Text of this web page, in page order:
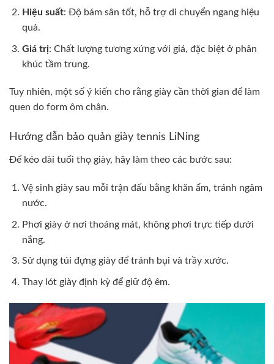
Hiệu suất: Độ bám sân tốt, hỗ trợ di chuyển ngang hiệu
quả.
Giá trị: Chất lượng tương xứng với giá, đặc biệt ở phân
khúc tầm trung.
Tuy nhiên, một số ý kiến cho rằng giày cần thời gian để làm
quen do form ôm chân.
Hướng dẫn bảo quản giày tennis LiNing
Để kéo dài tuổi thọ giày, hãy làm theo các bước sau:
Vệ sinh giày sau mỗi trận đấu bằng khăn ẩm, tránh ngâm
nước.
Phơi giày ở nơi thoáng mát, không phơi trực tiếp dưới
nắng.
Sử dụng túi đựng giày để tránh bụi và trầy xước.
Thay lót giày định kỳ để giữ độ êm.